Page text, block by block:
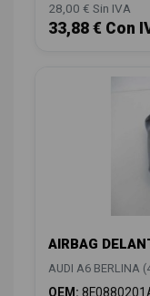
28,00 € Sin IVA
33,88 € Con
AIRBAG
AUDI A6 BERLINA
OEM: